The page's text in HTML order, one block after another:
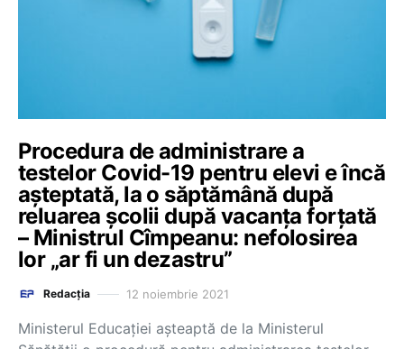
Procedura de administrare a
testelor Covid-19 pentru elevi e încă
așteptată, la o săptămână după
reluarea școlii după vacanța forțată
– Ministrul Cîmpeanu: nefolosirea
lor „ar fi un dezastru”
Redacția 12 noiembrie 2021
Ministerul Educației așteaptă de la Ministerul